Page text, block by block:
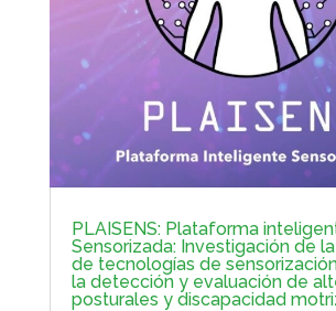
PLAISENS: Plataforma
Sensorizada: Investigación de
de tecnologías de
la detección y evaluación de
posturales y discapacidad